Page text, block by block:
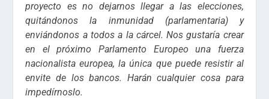
proyecto es no dejarnos llegar a las elecciones,
quitándonos la inmunidad (parlamentaria) y
enviándonos a todos a la cárcel. Nos gustaría crear
en el próximo Parlamento Europeo una fuerza
nacionalista europea, la única que puede resistir al
envite de los bancos. Harán cualquier cosa para
impedírnoslo.